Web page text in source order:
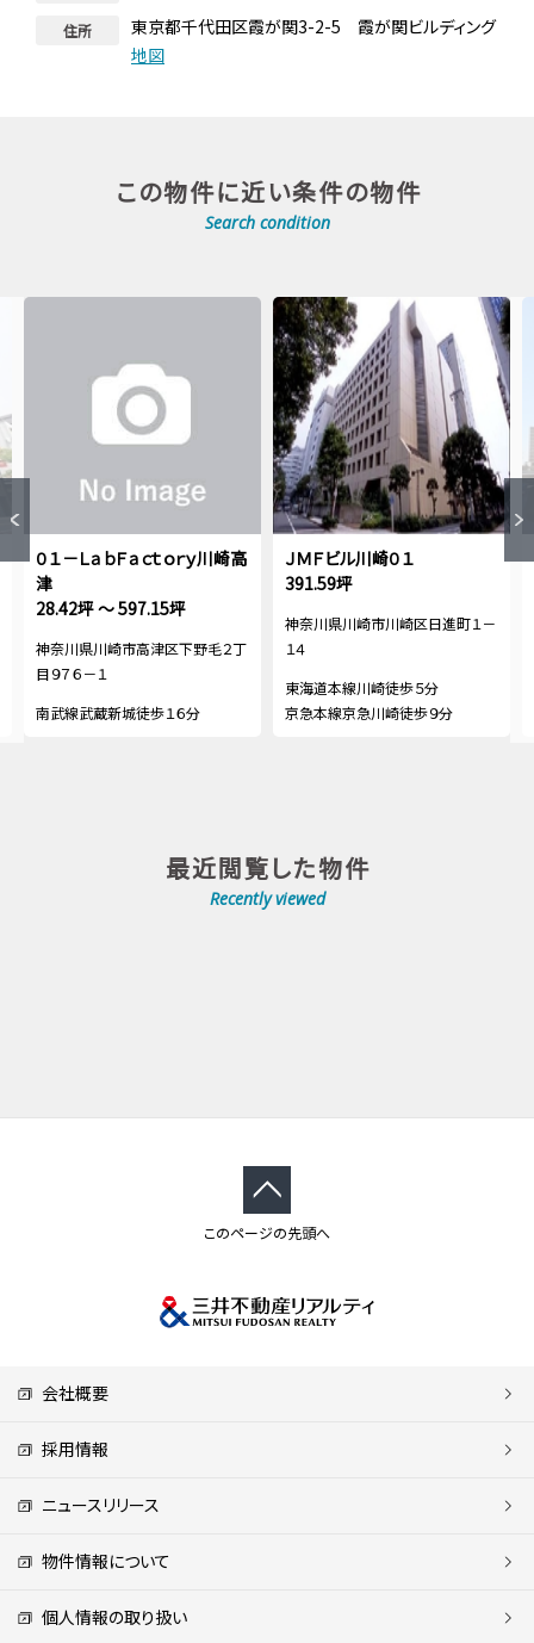
住所
東京都千代田区霞が関3-2-5 霞が関ビルディング
地図
この物件に近い条件の物件
Search condition
０１－ＬａｂＦａｃｔｏｒｙ川崎高
津
28.42坪 ～ 597.15坪
神奈川県川崎市高津区下野毛２丁
目９７６－１
南武線武蔵新城徒歩１６分
ＪＭＦビル川崎０１
391.59坪
神奈川県川崎市川崎区日進町１－
１４
東海道本線川崎徒歩５分
京急本線京急川崎徒歩９分
最近閲覧した物件
Recently viewed
このページの先頭へ
会社概要
採用情報
ニュースリリース
物件情報について
個人情報の取り扱い